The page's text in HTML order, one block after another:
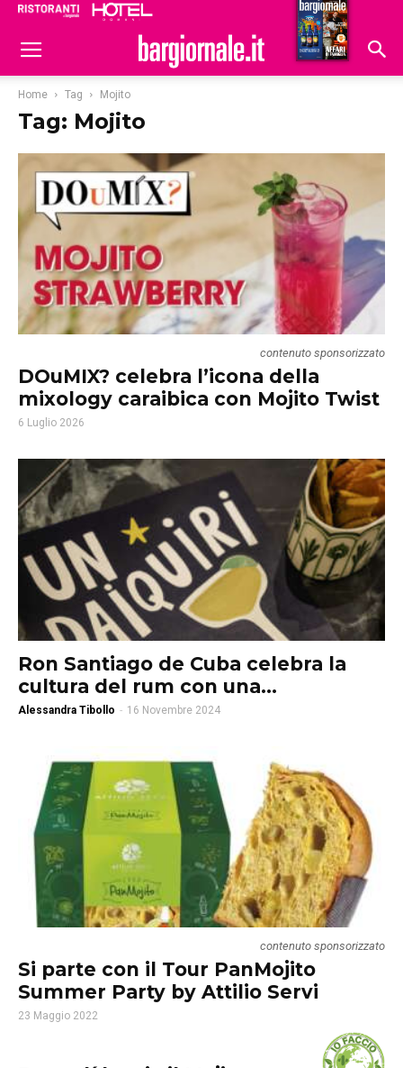
Hoteldomani
Home Tag Mojito
Tag: Mojito
contenuto sponsorizzato
DOuMIX? celebra l’icona della
mixology caraibica con Mojito Twist
6 Luglio 2026
Ron Santiago de Cuba celebra la
cultura del rum con una...
Alessandra Tibollo - 16 Novembre 2024
contenuto sponsorizzato
Si parte con il Tour PanMojito
Summer Party by Attilio Servi
23 Maggio 2022